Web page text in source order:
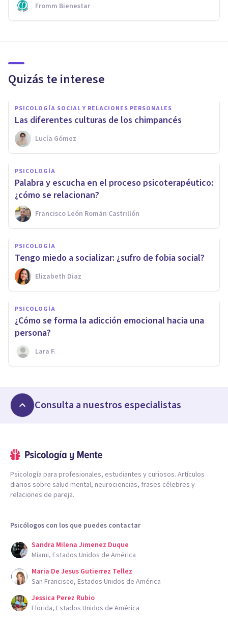
Fromm Bienestar
Quizás te interese
PSICOLOGÍA SOCIAL Y RELACIONES PERSONALES
Las diferentes culturas de los chimpancés
Lucía Gómez
PSICOLOGÍA
Palabra y escucha en el proceso psicoterapéutico:
¿cómo se relacionan?
Francisco León Román Castrillón
PSICOLOGÍA
Tengo miedo a socializar: ¿sufro de fobia social?
Elizabeth Diaz
PSICOLOGÍA
¿Cómo se forma la adicción emocional hacia una
persona?
Lara F.
Consulta a nuestros especialistas
Psicología para profesionales, estudiantes y curiosos. Artículos
diarios sobre salud mental, neurociencias, frases célebres y
relaciones de pareja.
Psicólogos con los que puedes contactar
Sandra Milena Jimenez Duque
Miami, Estados Unidos de América
Maria De Jesus Gutierrez Tellez
San Francisco, Estados Unidos de América
Jessica Perez Rubio
Florida, Estados Unidos de América